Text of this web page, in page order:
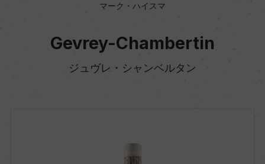
マーク・ハイスマ
Gevrey-Chambertin
ジュヴレ・シャンベルタン